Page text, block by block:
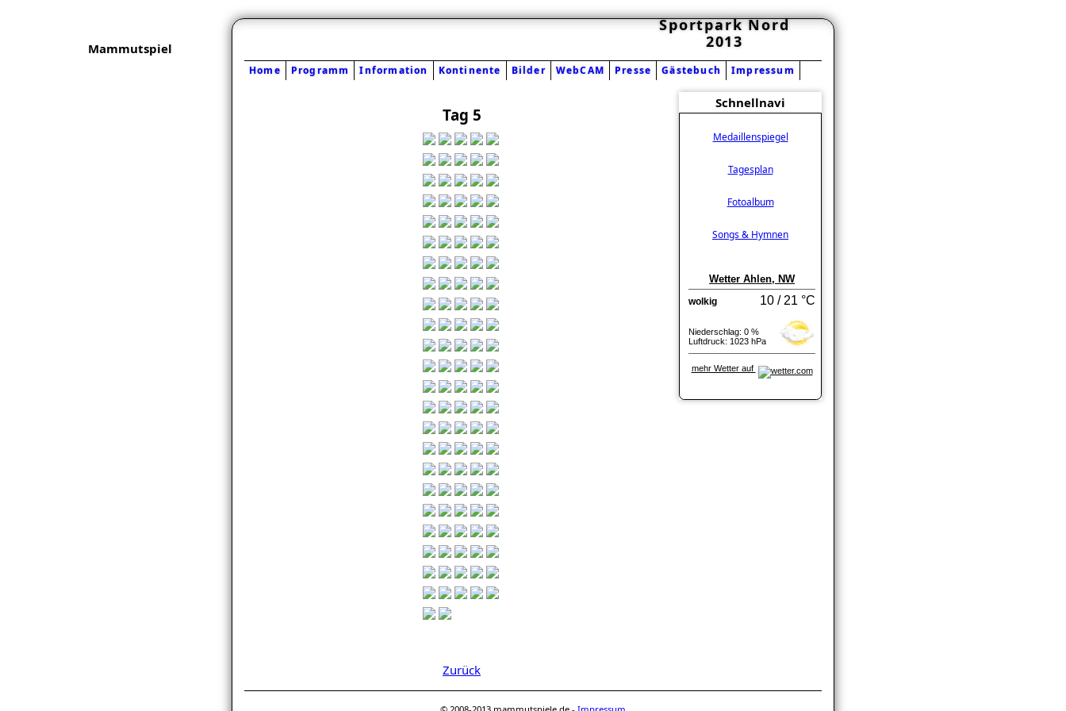
Mammutspiel
Sportpark Nord
2013
Home Programm Information Kontinente Bilder WebCAM Presse Gästebuch Impressum
Schnellnavi
Medaillenspiegel
Tagesplan
Fotoalbum
Songs & Hymnen
Wetter Ahlen, NW
wolkig 10 / 21 °C
Niederschlag: 0 %
Luftdruck: 1023 hPa
mehr Wetter auf
Tag 5
Zurück